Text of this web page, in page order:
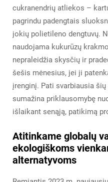
cukranendrių atliekos –
pagrindu padengtais
jokių polietileno dengtuvų.
naudojama kukurūzų
nepraleidžia skysčių ir
šešis mėnesius, jei ji
įrenginį. Pati svarbiausia
sumažina priklausomybę
išlaikant senąją, patikimą
Atitinkame globalų
ekologiškoms
alternatyvoms